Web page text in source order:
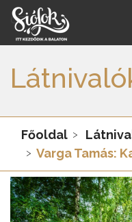
Főoldal
Varga Tamás: